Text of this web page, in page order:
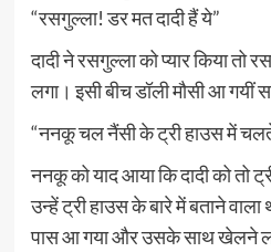
“रसगुल्ला! डर मत दादी हैं ये”
दादी ने रसगुल्ला को प्यार किया तो
लगा। इसी बीच डॉली मौसी आ गयीं
“ननकू चल नैंसी के ट्री हाउस में चलते
ननकू को याद आया कि दादी को तो
उन्हें ट्री हाउस के बारे में बताने
पास आ गया और उसके साथ खेलने